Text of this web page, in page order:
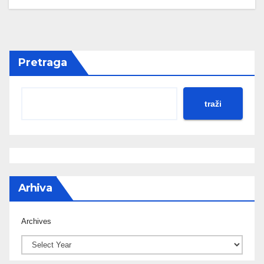
Pretraga
traži
Arhiva
Archives